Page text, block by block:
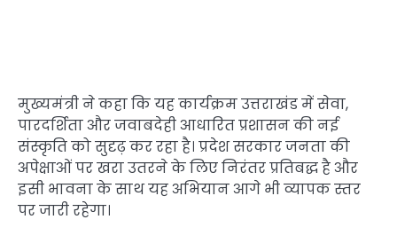
मुख्यमंत्री ने कहा कि यह कार्यक्रम उत्तराखंड में सेवा,
पारदर्शिता और जवाबदेही आधारित प्रशासन की नई
संस्कृति को सुदृढ़ कर रहा है। प्रदेश सरकार जनता की
अपेक्षाओं पर खरा उतरने के लिए निरंतर प्रतिबद्ध है और
इसी भावना के साथ यह अभियान आगे भी व्यापक स्तर
पर जारी रहेगा।